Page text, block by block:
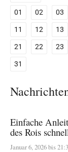
01
02 03
11
12 13
21
22 23
31
Einfache
des Rois
Januar 6, 2026 bis